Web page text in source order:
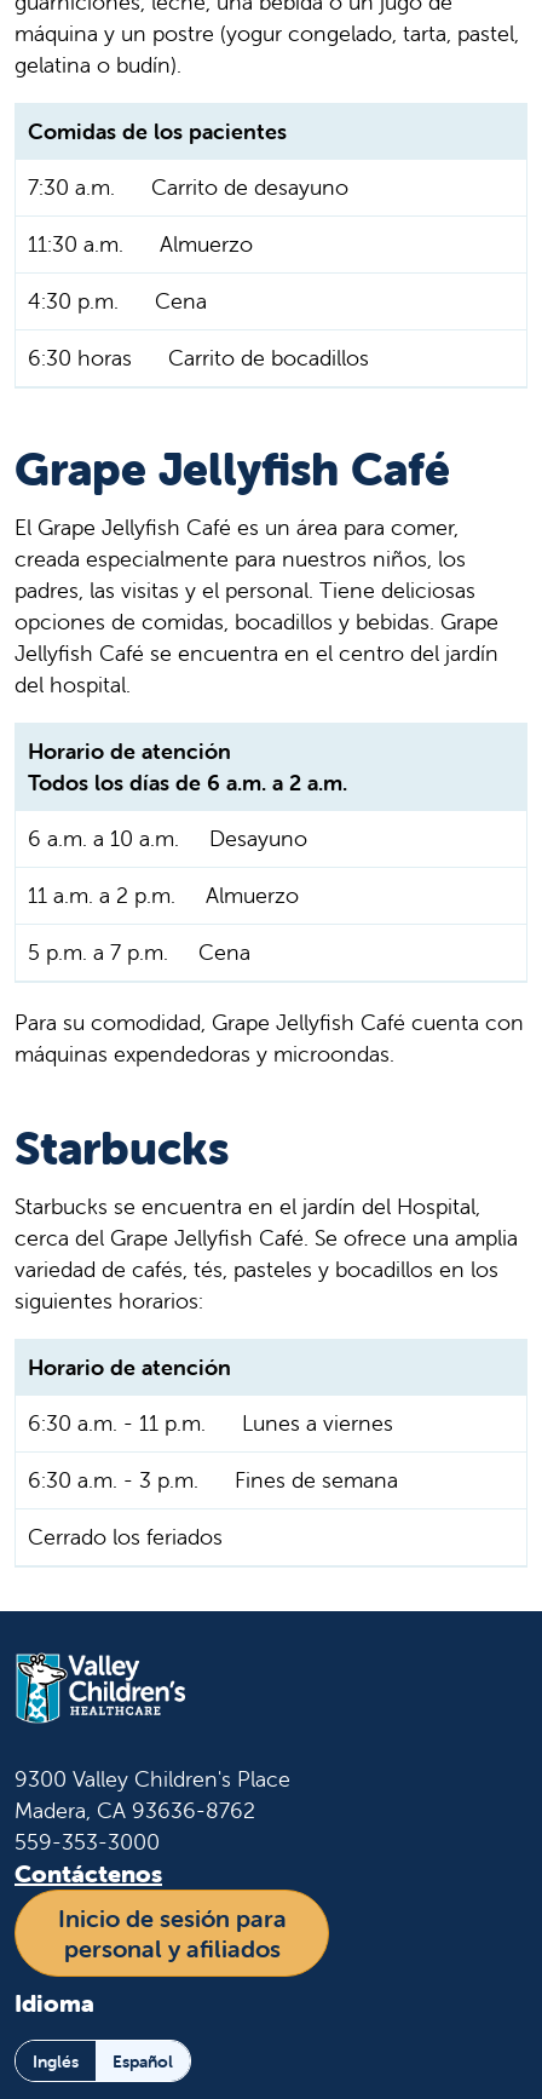
máquina y un postre (yogur congelado, tarta, pastel,
gelatina o budín).
Comidas de los pacientes
7:30 a.m.
Carrito de desayuno
11:30 a.m. Almuerzo
4:30 p.m. Cena
6:30 horas Carrito de bocadillos
Grape Jellyfish Café
El Grape Jellyfish Café es un área para comer,
creada especialmente para nuestros niños, los
padres, las visitas y el personal. Tiene deliciosas
opciones de comidas, bocadillos y bebidas. Grape
Jellyfish Café se encuentra en el centro del jardín
del hospital.
Horario de atención
Todos los días de 6 a.m. a 2 a.m.
6 a.m. a 10 a.m.
Desayuno
11 a.m. a 2 p.m. Almuerzo
5 p.m. a 7 p.m. Cena
Para su comodidad, Grape Jellyfish Café cuenta con
máquinas expendedoras y microondas.
Starbucks
Starbucks se encuentra en el jardín del Hospital,
cerca del Grape Jellyfish Café. Se ofrece una amplia
variedad de cafés, tés, pasteles y bocadillos en los
siguientes horarios:
Horario de atención
6:30 a.m. - 11 p.m.
Lunes a viernes
6:30 a.m. - 3 p.m. Fines de semana
Cerrado los feriados
9300 Valley Children's Place
Madera, CA 93636-8762
559-353-3000
Contáctenos
Inicio de sesión para
personal y afiliados
Idioma
Inglés Español